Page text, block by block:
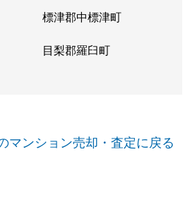
標津郡中標津町
目梨郡羅臼町
マンション売却・査定に戻る